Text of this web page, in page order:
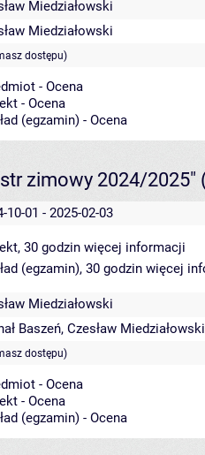
Miedziałowski
Miedziałowski
dostępu)
- Ocena
- Ocena
(egzamin) - Ocena
zimowy 2024/2025"
10-01 - 2025-02-03
30 godzin więcej informacji
(egzamin), 30 godzin więcej
Miedziałowski
Baszeń, Czesław Miedziałowski
dostępu)
- Ocena
- Ocena
(egzamin) - Ocena